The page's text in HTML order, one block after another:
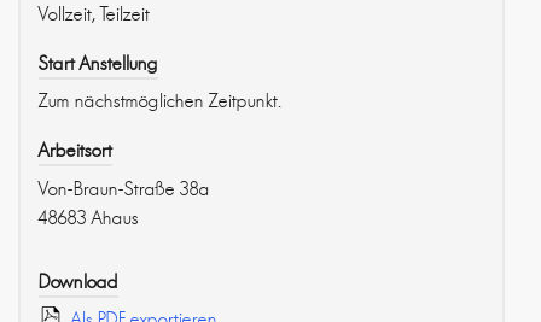
Vollzeit, Teilzeit
Start Anstellung
Zum nächstmöglichen Zeitpunkt.
Arbeitsort
Von-Braun-Straße 38a
48683 Ahaus
Download